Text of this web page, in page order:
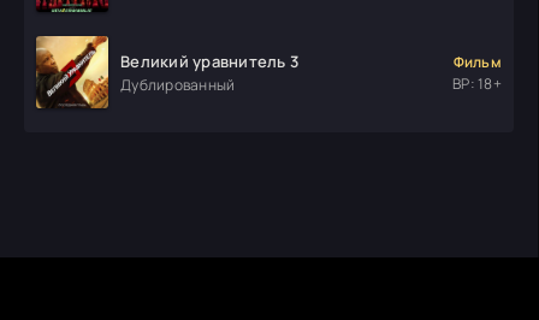
Великий уравнитель 3
Дублированный
Фильм
ВР: 18+